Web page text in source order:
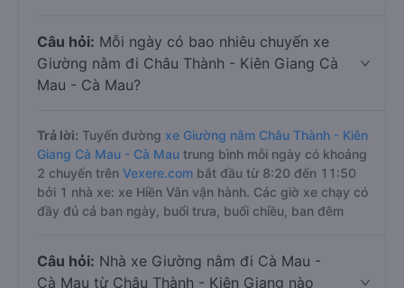
Câu hỏi: Mỗi ngày có bao nhiêu chuyến xe
Giường nằm đi Châu Thành - Kiên Giang Cà
Mau - Cà Mau?
Trả lời: Tuyến đường xe Giường nằm Châu Thành - Kiên
Giang Cà Mau - Cà Mau trung bình mỗi ngày có khoảng
2 chuyến trên Vexere.com bắt đầu từ 8:20 đến 11:50
bởi 1 nhà xe: xe Hiền Vân vận hành. Các giờ xe chạy có
đầy đủ cả ban ngày, buổi trưa, buổi chiều, ban đêm
Câu hỏi: Nhà xe Giường nằm đi Cà Mau -
Cà Mau từ Châu Thành - Kiên Giang nào